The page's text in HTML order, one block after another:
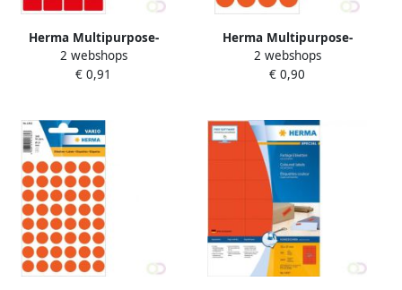
Herma Multipurpose-
etiketten 12 x 18 mm rood
permanent hechtend om
2 webshops
€ 0,91
Herma Multipurpose-
etiketten Ã 19 mm rond
rood permanent hechtend
2 webshops
€ 0,90